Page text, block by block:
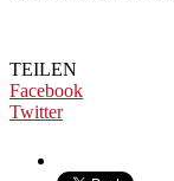
TEILEN
Facebook
Twitter